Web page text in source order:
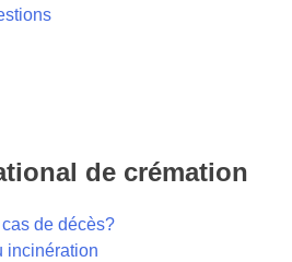
de crémation
de décès?
incinération